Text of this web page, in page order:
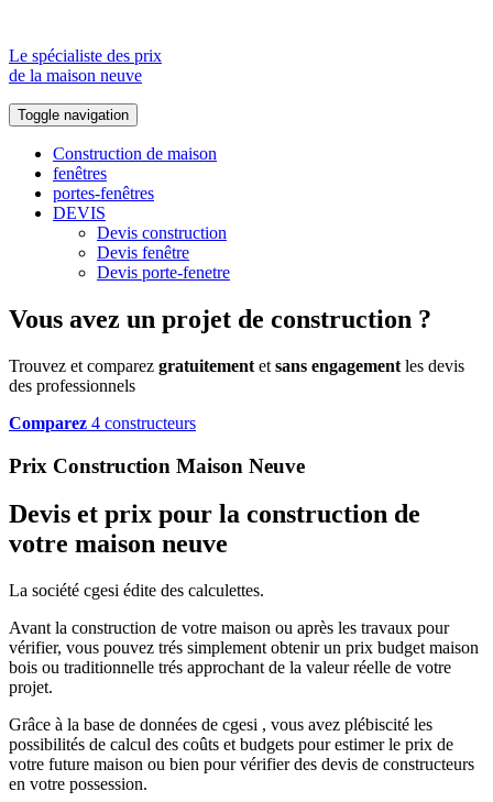
Le spécialiste des prix
de la maison neuve
Toggle navigation
Construction de maison
fenêtres
portes-fenêtres
DEVIS
Devis construction
Devis fenêtre
Devis porte-fenetre
Vous avez un projet de construction ?
Trouvez et comparez gratuitement et sans engagement les devis
des professionnels
Comparez 4 constructeurs
Prix Construction Maison Neuve
Devis et prix pour la construction de
votre maison neuve
La société cgesi édite des calculettes.
Avant la construction de votre maison ou après les travaux pour
vérifier, vous pouvez trés simplement obtenir un prix budget maison
bois ou traditionnelle trés approchant de la valeur réelle de votre
projet.
Grâce à la base de données de cgesi , vous avez plébiscité les
possibilités de calcul des coûts et budgets pour estimer le prix de
votre future maison ou bien pour vérifier des devis de constructeurs
en votre possession.